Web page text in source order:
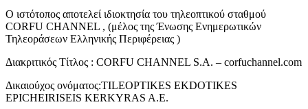
Ο ιστότοπος αποτελεί ιδιοκτησία του τηλεοπτικού σταθμού
CORFU CHANNEL , (μέλος της Ένωσης Ενημερωτικών
Τηλεοράσεων Ελληνικής Περιφέρειας )
Διακριτικός Τίτλος : CORFU CHANNEL S.A. – corfuchannel.com
Δικαιούχος ονόματος:TILEOPTIKES EKDOTIKES
EPICHEIRISEIS KERKYRAS A.E.